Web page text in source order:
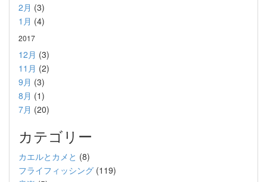
2月 (3)
1月 (4)
2017
12月 (3)
11月 (2)
9月 (3)
8月 (1)
7月 (20)
カテゴリー
カエルとカメと (8)
フライフィッシング (119)